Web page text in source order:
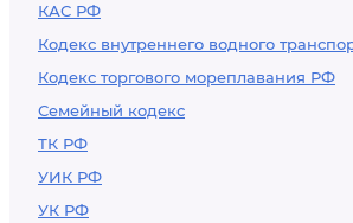
КАС РФ
Кодекс внутреннего водного
Кодекс торгового мореплавания РФ
Семейный кодекс
ТК РФ
УИК РФ
УК РФ